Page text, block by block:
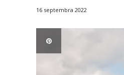
16 septembra 2022